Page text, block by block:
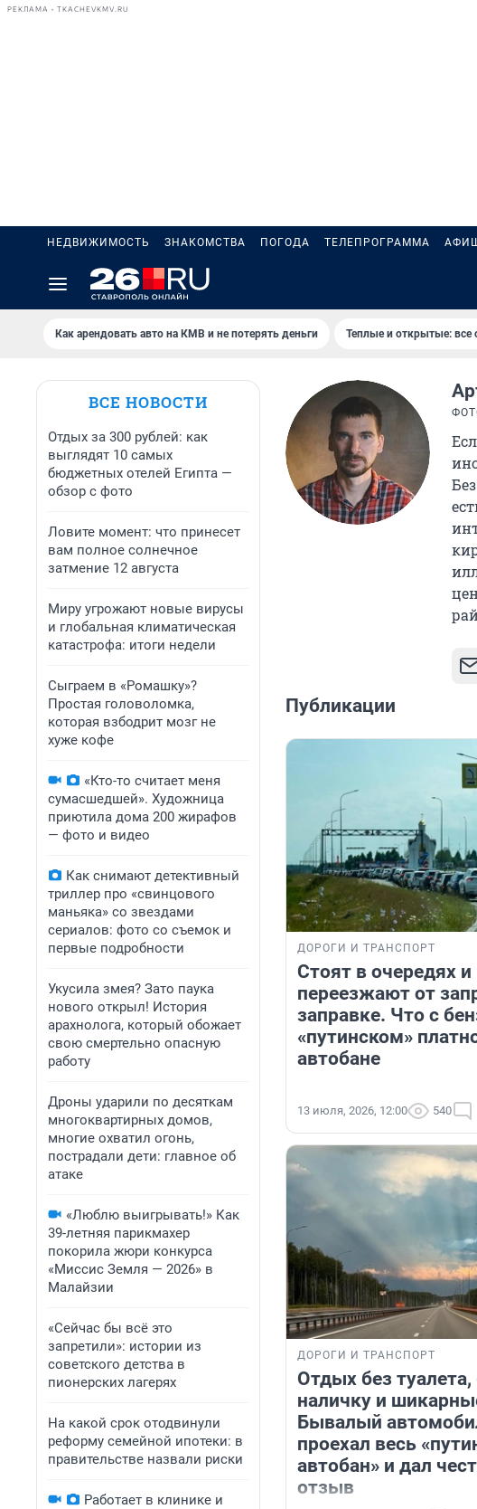
РЕКЛАМА • TKACHEVKMV.RU
НЕДВИЖИМОСТЬ ЗНАКОМСТВА ПОГОДА ТЕЛЕПРОГРАММА
Как арендовать авто на КМВ и не потерять деньги Теплые и открытые: все
ВСЕ НОВОСТИ
Отдых за 300 рублей: как
выглядят 10 самых
бюджетных отелей Египта —
обзор с фото
Ловите момент: что принесет
вам полное солнечное
затмение 12 августа
Миру угрожают новые вирусы
и глобальная климатическая
катастрофа: итоги недели
Сыграем в «Ромашку»?
Простая головоломка,
которая взбодрит мозг не
хуже кофе
«Кто-то считает меня
сумасшедшей». Художница
приютила дома 200 жирафов
— фото и видео
Как снимают детективный
триллер про «свинцового
маньяка» со звездами
сериалов: фото со съемок и
первые подробности
Укусила змея? Зато паука
нового открыл! История
арахнолога, который обожает
свою смертельно опасную
работу
Дроны ударили по десяткам
многоквартирных домов,
многие охватил огонь,
пострадали дети: главное об
атаке
«Люблю выигрывать!» Как
39-летняя парикмахер
покорила жюри конкурса
«Миссис Земля — 2026» в
Малайзии
«Сейчас бы всё это
запретили»: истории из
советского детства в
пионерских лагерях
На какой срок отодвинули
реформу семейной ипотеки: в
правительстве назвали риски
Работает в клинике и
Публикации
ДОРОГИ И ТРАНСПОРТ
Стоят в очередях и
переезжают от
заправке. Что с
«путинском»
автобане
13 июля, 2026, 12:00 540
ДОРОГИ И ТРАНСПОРТ
Отдых без туалета,
наличку и
Бывалый
проехал весь
автобан» и дал
отзыв